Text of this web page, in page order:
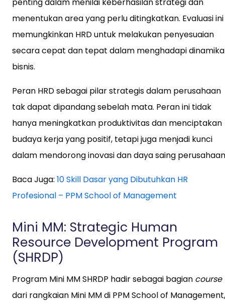
penting dalam menilai keberhasilan strategi dan
menentukan area yang perlu ditingkatkan. Evaluasi ini
memungkinkan HRD untuk melakukan penyesuaian
secara cepat dan tepat dalam menghadapi dinamika
bisnis.
Peran HRD sebagai pilar strategis dalam perusahaan
tak dapat dipandang sebelah mata. Peran ini tidak
hanya meningkatkan produktivitas dan menciptakan
budaya kerja yang positif, tetapi juga menjadi kunci
dalam mendorong inovasi dan daya saing
Baca Juga: 10 Skill Dasar yang Dibutuhkan HR
Profesional – PPM School of Management
Mini MM: Strategic Human
Resource Development Program
(SHRDP)
Program Mini MM SHRDP hadir sebagai bagian course
dari rangkaian Mini MM di PPM School of Management,